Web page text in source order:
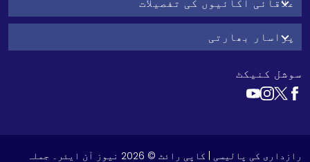
پراسار بھارتی
سوشل کنیکٹ
رازداری کی پالیسی | کاپی رائٹ © 2026 نیوز آن ایئر۔ جملہ